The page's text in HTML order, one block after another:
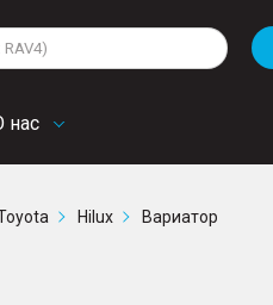
нас
Mitsubishi
Chevrolet
Hilux Вариатор